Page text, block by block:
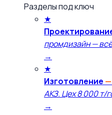
Разделы под ключ
★
промдизайн —
→
★
Изготовление
АКЗ. Цех 8 000 т/
→